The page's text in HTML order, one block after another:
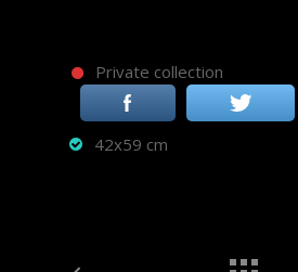
Private collection
42x59 cm